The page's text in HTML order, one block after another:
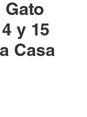
veterinarios
Gato
y 15
Casa